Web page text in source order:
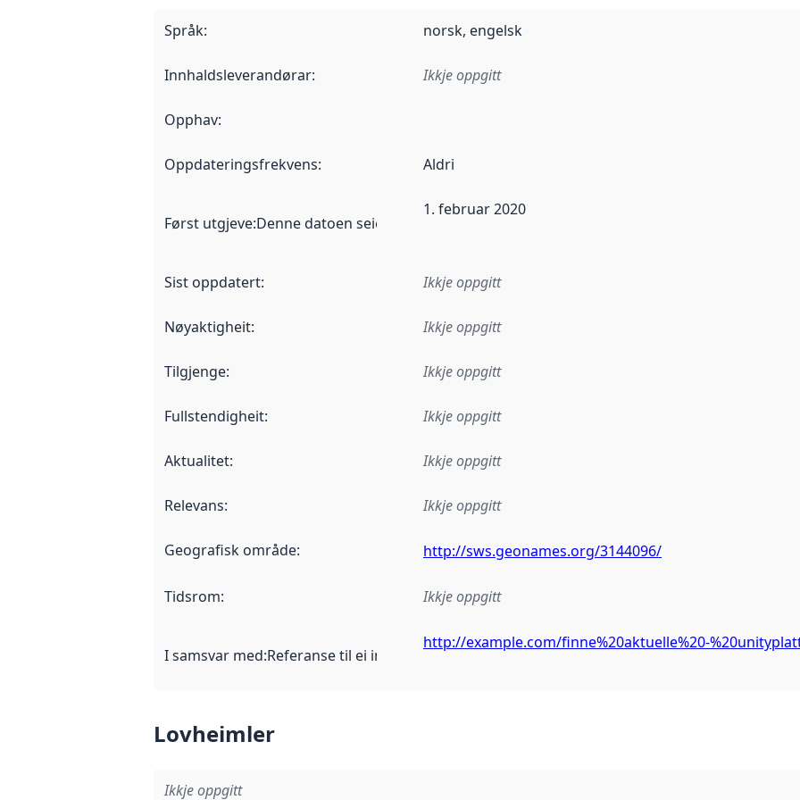
Språk: norsk, engelsk
Innhaldsleverandørar: Ikkje oppgitt
Opphav:
Oppdateringsfrekvens: Aldri
Først utgjeve:Denne datoen seier når dataa i dette datasettet først blei utgitt. Det kan ha
1. februar 2020
Sist oppdatert: Ikkje oppgitt
Nøyaktigheit: Ikkje oppgitt
Tilgjenge: Ikkje oppgitt
Fullstendigheit: Ikkje oppgitt
Aktualitet: Ikkje oppgitt
Relevans: Ikkje oppgitt
Geografisk område: http://sws.geonames.org/3144096/
Tidsrom: Ikkje oppgitt
I samsvar med:Referanse til ei implementeringsregel eller anna spesifikasjon som ligg til
http://example.com/finne%20aktuelle%20-
Lovheimler
Ikkje oppgitt